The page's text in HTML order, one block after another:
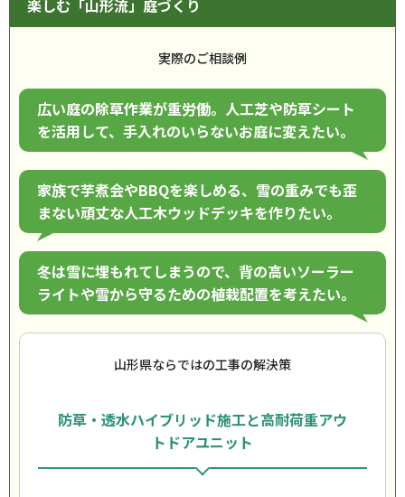
楽しむ「山形流」庭づくり
実際のご相談例
広い庭の除草作業が重労働。人工芝や防草シート
を活用して、手入れのいらないお庭に変えたい。
家族で芋煮会やBBQを楽しめる、雪の重みでも歪
まない頑丈な人工木ウッドデッキを作りたい。
冬は雪に埋もれてしまうので、背の高いソーラー
ライトや雪から守るための植栽配置を考えたい。
山形県ならではの工事の解決策
防草・透水ハイブリッド施工と高耐荷重アウ
トドアユニット